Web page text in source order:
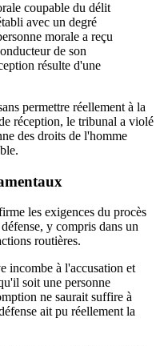
coupable du délit
avec un degré
morale a reçu
de son
résulte d'une
permettre réellement à la
réception, le tribunal a violé
des droits de l'homme
les exigences du procès
y compris dans un
routières.
incombe à l'accusation et
soit une personne
ne saurait suffire à
ait pu réellement la